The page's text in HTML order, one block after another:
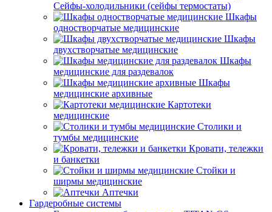
Сейфы-холодильники (сейфы термостаты)
Шкафы
одностворчатые медицинские
Шкафы
двухстворчатые медицинские
Шкафы
медицинские для раздевалок
Шкафы
медицинские архивные
Картотеки
медицинские
Столики и
тумбы медицинские
Кровати, тележки
и банкетки
Стойки и
ширмы медицинские
Аптечки
Гардеробные системы